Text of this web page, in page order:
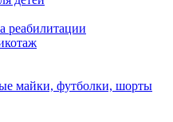
реабилитации
майки, футболки, шорты